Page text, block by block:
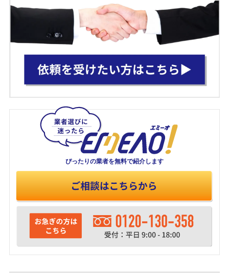
ぴったりの業者を無料で紹介します